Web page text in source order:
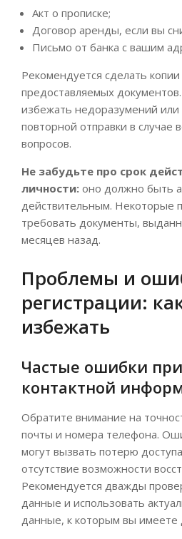
Акт о прописке;
Договор аренды, если вы
Письмо от банка с вашим
Рекомендуется сделать копии
предоставляемых
избежать недоразумений
повторной отправки в случае
вопросов.
Не забудьте про срок
личности: оно должно быть
действительным. Некоторые
требовать документы,
месяцев назад.
Проблемы и
регистрации:
избежать
Частые ошибки
контактной
Обратите внимание на
почты и номера телефона.
могут вызвать потерю
отсутствие возможности
Рекомендуется дважды
данные и использовать
данные, к которым вы имеете